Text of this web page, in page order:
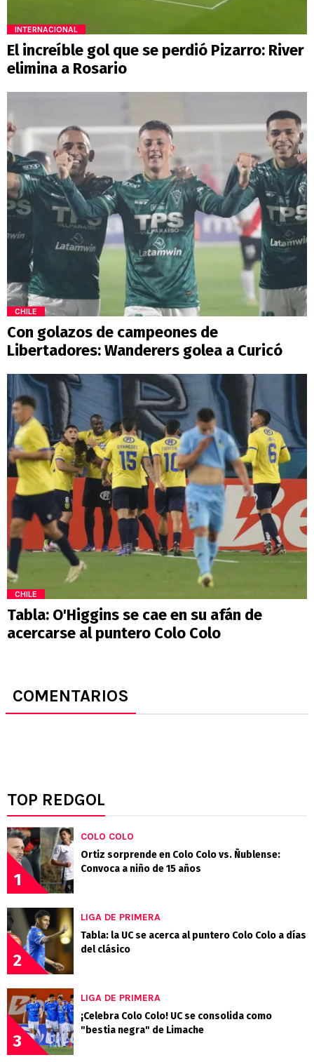
INTERNACIONAL
El increíble gol que se perdió Pizarro: River
elimina a Rosario
CHILE
Con golazos de campeones de
Libertadores: Wanderers golea a Curicó
CHILE
Tabla: O'Higgins se cae en su afán de
acercarse al puntero Colo Colo
COMENTARIOS
TOP REDGOL
1
COLO COLO
Ortiz sorprende en Colo Colo vs. Ñublense:
Convoca a niño de 15 años
2
LIGA DE PRIMERA
Tabla: la UC se acerca al puntero Colo Colo a días
del clásico
3
LIGA DE PRIMERA
¡Celebra Colo Colo! UC se consolida como
"bestia negra" de Limache